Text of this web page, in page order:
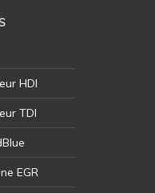
HDI
TDI
EGR